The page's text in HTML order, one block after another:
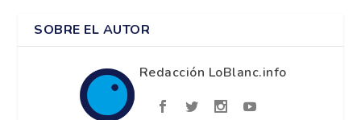
SOBRE EL AUTOR
Redacción LoBlanc.info